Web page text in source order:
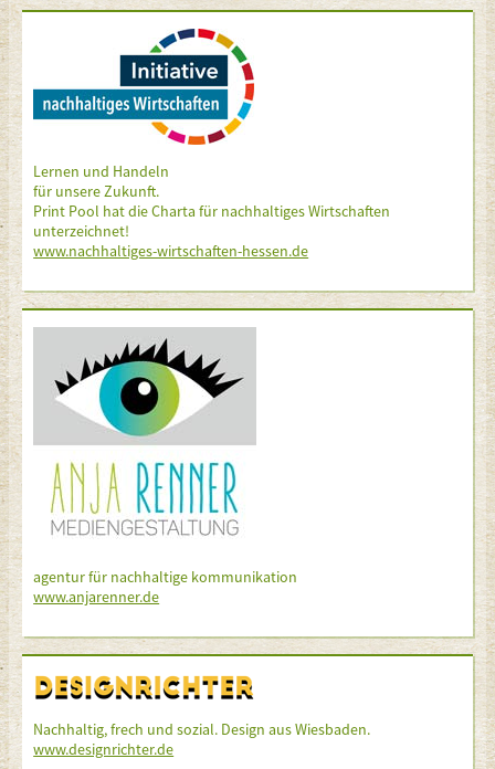
Lernen und Handeln
für unsere Zukunft.
Print Pool hat die Charta für nachhaltiges Wirtschaften
unterzeichnet!
www.nachhaltiges-wirtschaften-hessen.de
agentur für nachhaltige kommunikation
www.anjarenner.de
Nachhaltig, frech und sozial. Design aus Wiesbaden.
www.designrichter.de